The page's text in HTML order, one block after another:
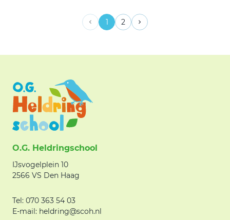
1 2
O.G. Heldringschool
IJsvogelplein 10
2566 VS Den Haag
Tel: 070 363 54 03
E-mail: heldring@scoh.nl